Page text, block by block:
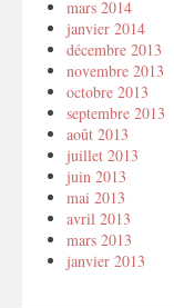
mars 2014
janvier 2014
décembre 2013
novembre 2013
octobre 2013
septembre 2013
août 2013
juillet 2013
juin 2013
mai 2013
avril 2013
mars 2013
janvier 2013